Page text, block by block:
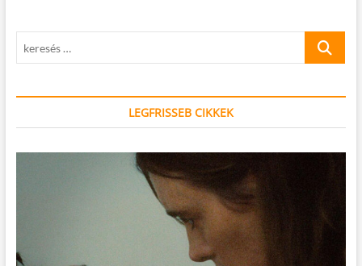
keresés
LEGFRISSEB CIKKEK